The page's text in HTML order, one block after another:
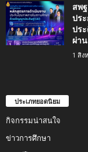
สพ
ปร
ปร
ผ่า
1 สิง
ประเภทยอดนิยม
กิจกรรมน่าสนใจ
ข่าวการศึกษา